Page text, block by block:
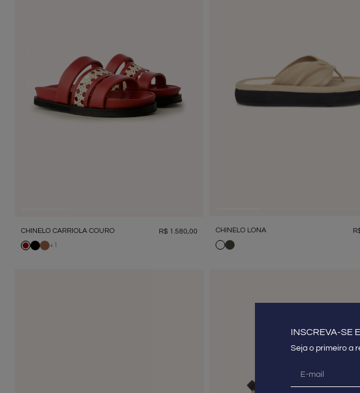
INSCREVA-SE
CHINELO CARRIOLA COURO R$ 1 580,00
+ 1
CHINELO LONA